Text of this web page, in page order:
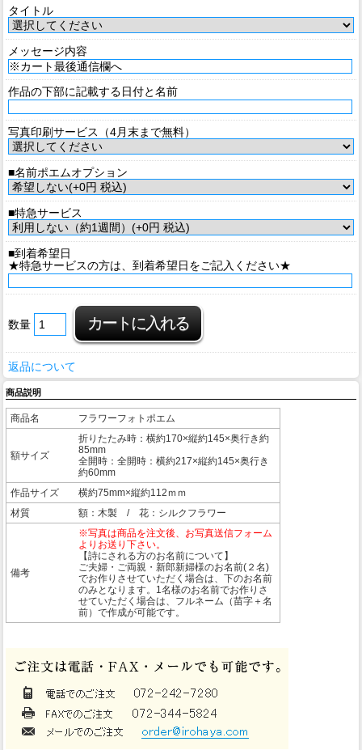
タイトル
メッセージ内容
作品の下部に記載する日付と名前
写真印刷サービス（4月末まで無料）
■名前ポエムオプション
■特急サービス
■到着希望日
★特急サービスの方は、到着希望日をご記入ください★
数量
返品について
商品説明
商品名 フラワーフォトポエム
額サイズ
折りたたみ時：横約170×縦約145×奥行き約
85mm
全開時：全開時：横約217×縦約145×奥行き
約60mm
作品サイズ
横約75mm×縦約112ｍｍ
材質
額：木製 / 花：シルクフラワー
備考
※写真は商品を注文後、お写真送信フォーム
よりお送り下さい。
【詩にされる方のお名前について】
ご夫婦・ご両親・新郎新婦様のお名前(２名)
でお作りさせていただく場合は、下のお名前
のみとなります。1名様のお名前でお作りさ
せていただく場合は、フルネーム（苗字＋名
前）で作成が可能です。